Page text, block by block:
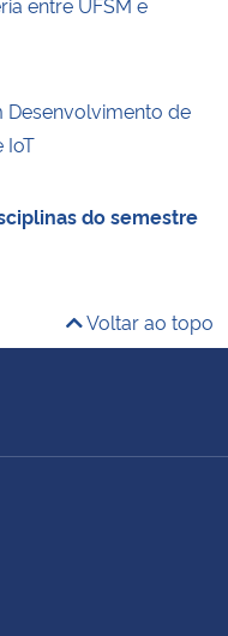
de
IoT
do semestre
Voltar ao topo